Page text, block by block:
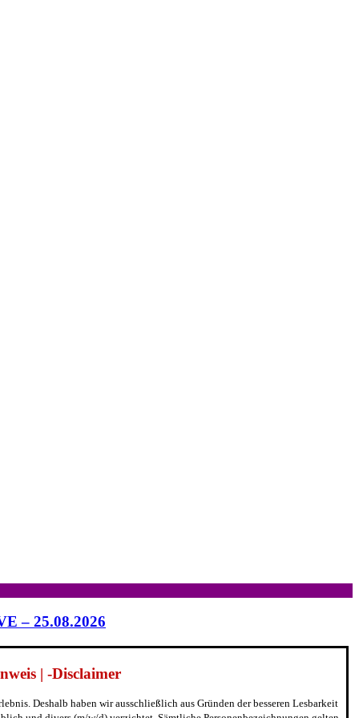
– 25.08.2026
| -Disclaimer
Deshalb haben wir ausschließlich aus Gründen der besseren Lesbarkeit